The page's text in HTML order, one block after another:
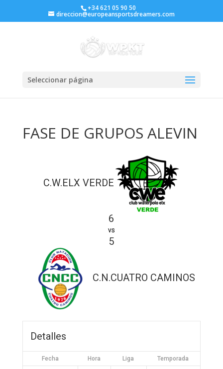
+34 621 05 90 50
direccion@europeansportsdreamers.com
Seleccionar página
FASE DE GRUPOS ALEVIN
C.W.ELX VERDE
6
vs
5
C.N.CUATRO CAMINOS
Detalles
Fecha Hora Liga Temporada